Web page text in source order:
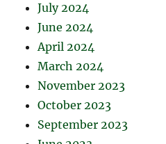
July 2024
June 2024
April 2024
March 2024
November 2023
October 2023
September 2023